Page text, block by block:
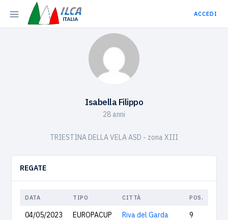
ACCEDI
Isabella Filippo
28 anni
TRIESTINA DELLA VELA ASD - zona XIII
REGATE
DATA TIPO CITTÀ POS.
04/05/2023 EUROPACUP Riva del Garda 9